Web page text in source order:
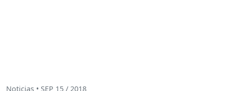
Noticias • SEP 15 / 2018